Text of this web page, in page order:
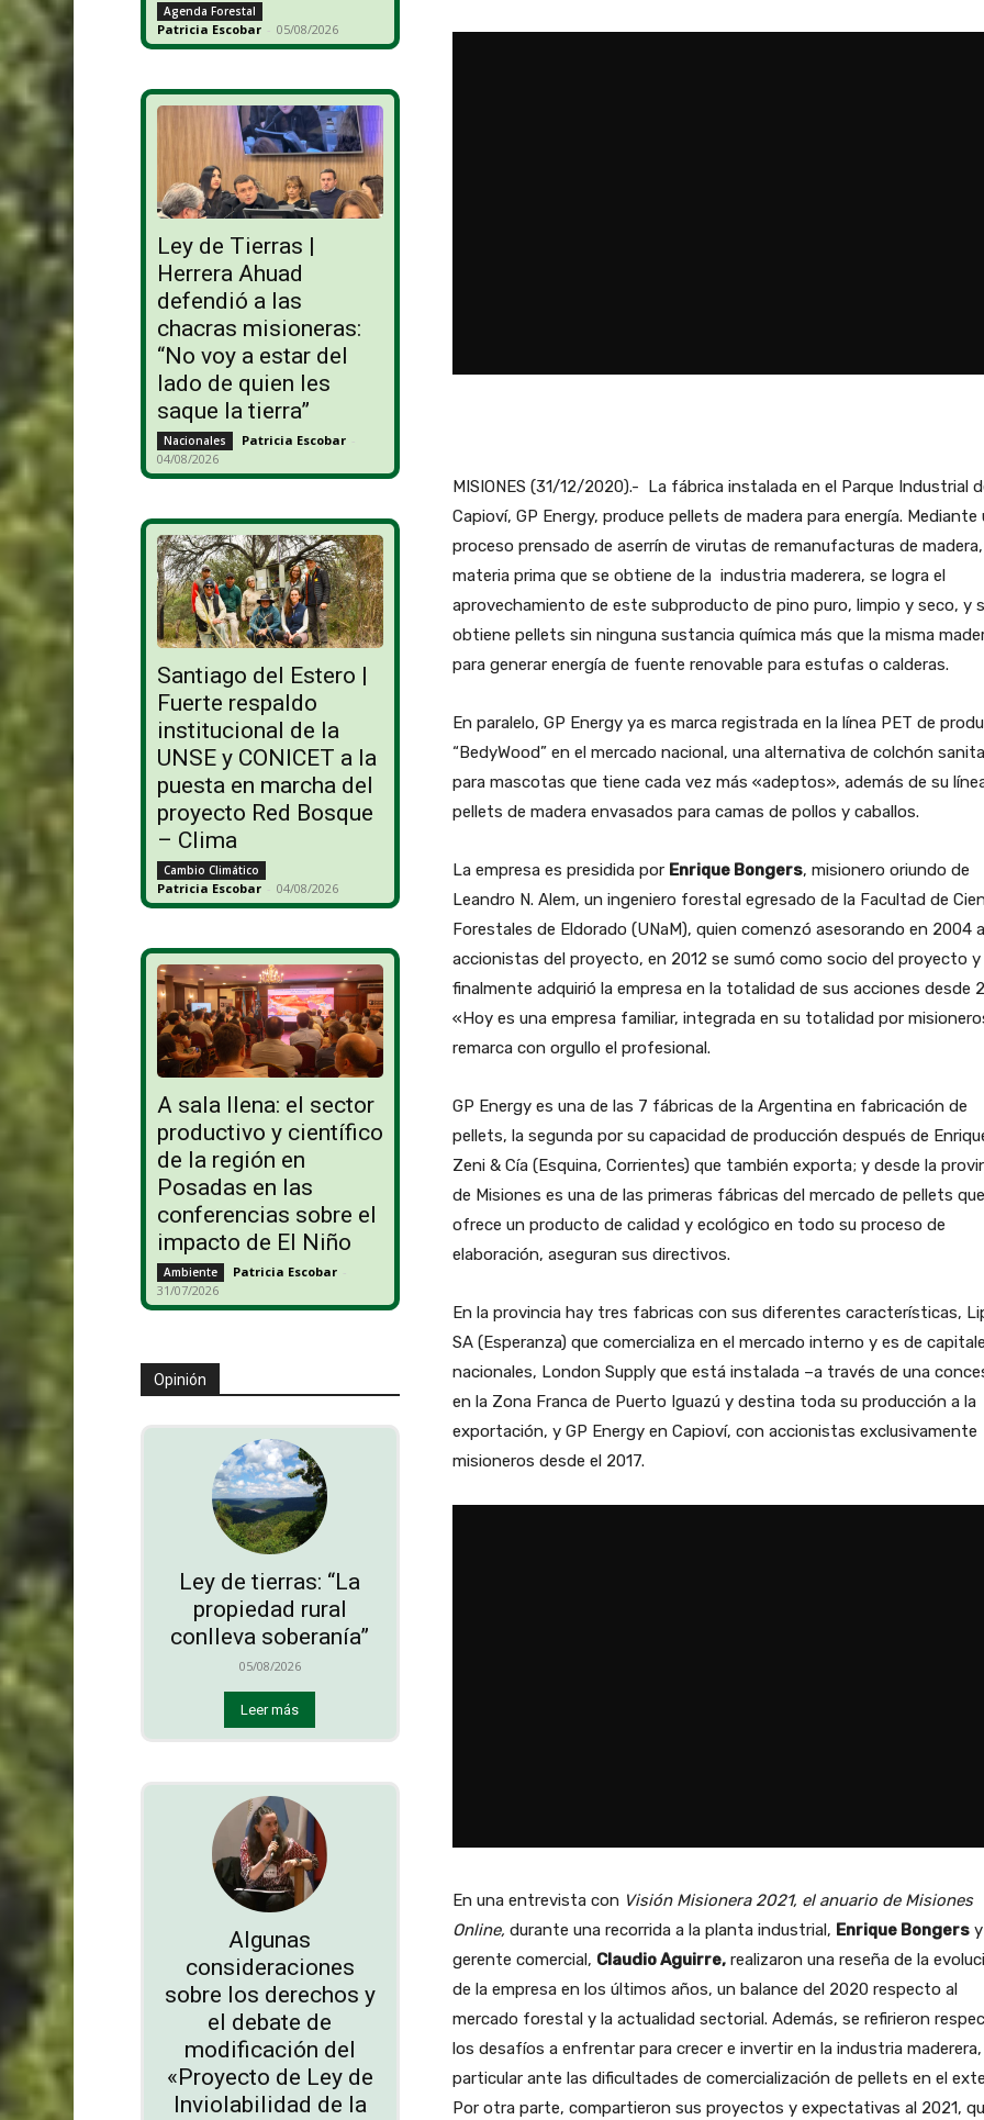
Agenda Forestal
Patricia Escobar - 05/08/2026
Ley de Tierras |
Herrera Ahuad
defendió a las
chacras misioneras:
“No voy a estar del
lado de quien les
saque la tierra”
Nacionales Patricia Escobar -
04/08/2026
Santiago del Estero |
Fuerte respaldo
institucional de la
UNSE y CONICET a la
puesta en marcha del
proyecto Red Bosque
– Clima
Cambio Climático
Patricia Escobar - 04/08/2026
A sala llena: el sector
productivo y científico
de la región en
Posadas en las
conferencias sobre el
impacto de El Niño
Ambiente Patricia Escobar -
31/07/2026
Opinión
Ley de tierras: “La
propiedad rural
conlleva soberanía”
05/08/2026
Leer más
Algunas
consideraciones
sobre los derechos y
el debate de
modificación del
«Proyecto de Ley de
Inviolabilidad de la
MISIONES (31/12/2020).- La fábrica instalada en el Parque Industrial
Capioví, GP Energy, produce pellets de madera para energía. Mediante
proceso prensado de aserrín de virutas de remanufacturas de madera,
materia prima que se obtiene de la industria maderera, se logra el
aprovechamiento de este subproducto de pino puro, limpio y seco, y
obtiene pellets sin ninguna sustancia química más que la misma
para generar energía de fuente renovable para estufas o calderas.
En paralelo, GP Energy ya es marca registrada en la línea PET de
“BedyWood” en el mercado nacional, una alternativa de colchón
para mascotas que tiene cada vez más «adeptos», además de su
pellets de madera envasados para camas de pollos y caballos.
La empresa es presidida por Enrique Bongers, misionero oriundo de
Leandro N. Alem, un ingeniero forestal egresado de la Facultad de
Forestales de Eldorado (UNaM), quien comenzó asesorando en 2004
accionistas del proyecto, en 2012 se sumó como socio del proyecto y
finalmente adquirió la empresa en la totalidad de sus acciones desde
«Hoy es una empresa familiar, integrada en su totalidad por
remarca con orgullo el profesional.
GP Energy es una de las 7 fábricas de la Argentina en fabricación de
pellets, la segunda por su capacidad de producción después de
Zeni & Cía (Esquina, Corrientes) que también exporta; y desde la
de Misiones es una de las primeras fábricas del mercado de pellets que
ofrece un producto de calidad y ecológico en todo su proceso de
elaboración, aseguran sus directivos.
En la provincia hay tres fabricas con sus diferentes características,
SA (Esperanza) que comercializa en el mercado interno y es de
nacionales, London Supply que está instalada –a través de una
en la Zona Franca de Puerto Iguazú y destina toda su producción a la
exportación, y GP Energy en Capioví, con accionistas exclusivamente
misioneros desde el 2017.
En una entrevista con Visión Misionera 2021, el anuario de Misiones
Online, durante una recorrida a la planta industrial, Enrique Bongersy
gerente comercial, Claudio Aguirre,realizaron una reseña de la
de la empresa en los últimos años, un balance del 2020 respecto al
mercado forestal y la actualidad sectorial. Además, se refirieron
los desafíos a enfrentar para crecer e invertir en la industria
particular ante las dificultades de comercialización de pellets en el
Por otra parte, compartieron sus proyectos y expectativas al 2021,